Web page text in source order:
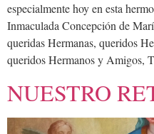
especialmente hoy en esta
Inmaculada Concepción de
queridas Hermanas, queridos
queridos Hermanos y Amigos,
NUESTRO